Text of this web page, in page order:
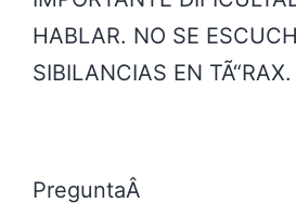
HABLAR. NO SE
SIBILANCIAS EN TÃ“RAX.
PreguntaÂ